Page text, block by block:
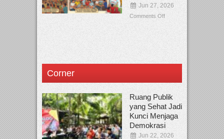
Jun 27, 2026
Comments Off
Corner
Ruang Publik
yang Sehat Jadi
Kunci Menjaga
Demokrasi
Jun 22, 2026